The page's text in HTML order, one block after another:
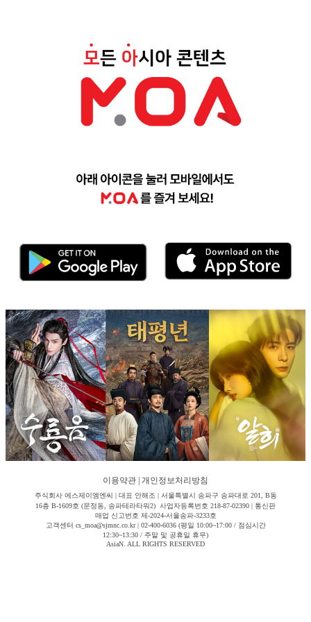
이용약관 개인정보처리방침
주식회사 에스제이엠엔씨 | 대표 안해조 | 서울특별시 송파구 송파대로 201, B동
16층 B-1609호 (문정동, 송파테라타워2) 사업자등록번호 218-87-02390 | 통신판
매업 신고번호 제-2024-서울송파-3233호
고객센터 cs_moa@sjmnc.co.kr | 02-400-6036 (평일 10:00~17:00 / 점심시간
12:30~13:30 / 주말 및 공휴일 휴무)
AsiaN. ALL RIGHTS RESERVED